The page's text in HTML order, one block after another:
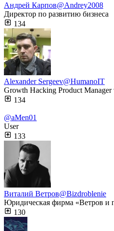
Андрей Карпов@Andrey2008
Директор по развитию бизнеса
134
Alexander Sergeev@HumanoIT
Growth Hacking Product
134
@aMen01
User
133
Виталий Ветров@Bizdroblenie
Юридическая фирма «Ветров и
130